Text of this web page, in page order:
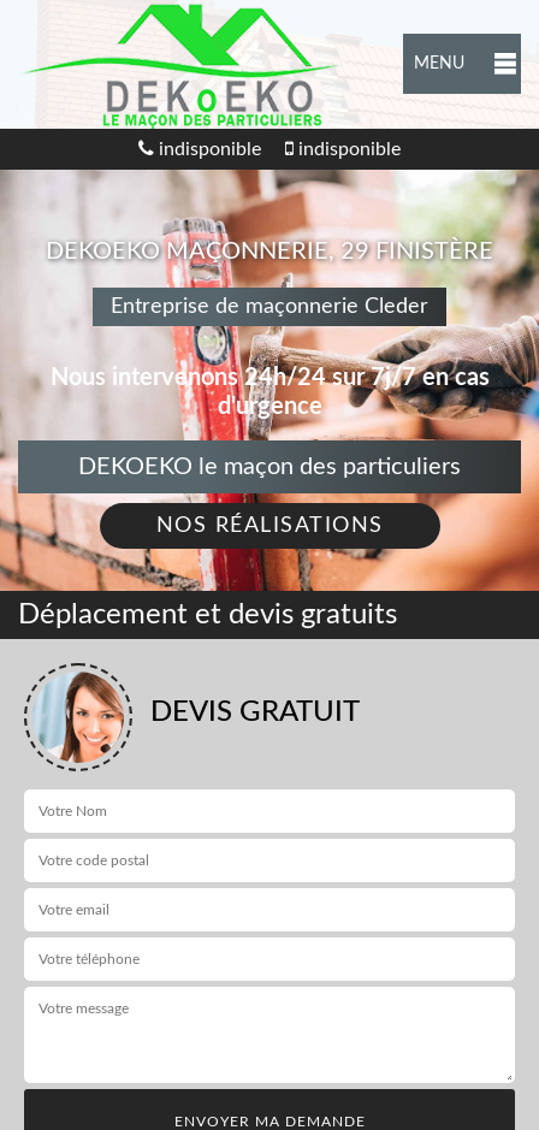
MENU
indisponible indisponible
DEKOEKO MAÇONNERIE, 29 FINISTÈRE
Entreprise de maçonnerie Cleder
Nous intervenons 24h/24 sur 7j/7 en cas
d'urgence
DEKOEKO le maçon des particuliers
NOS RÉALISATIONS
Déplacement et devis gratuits
DEVIS GRATUIT